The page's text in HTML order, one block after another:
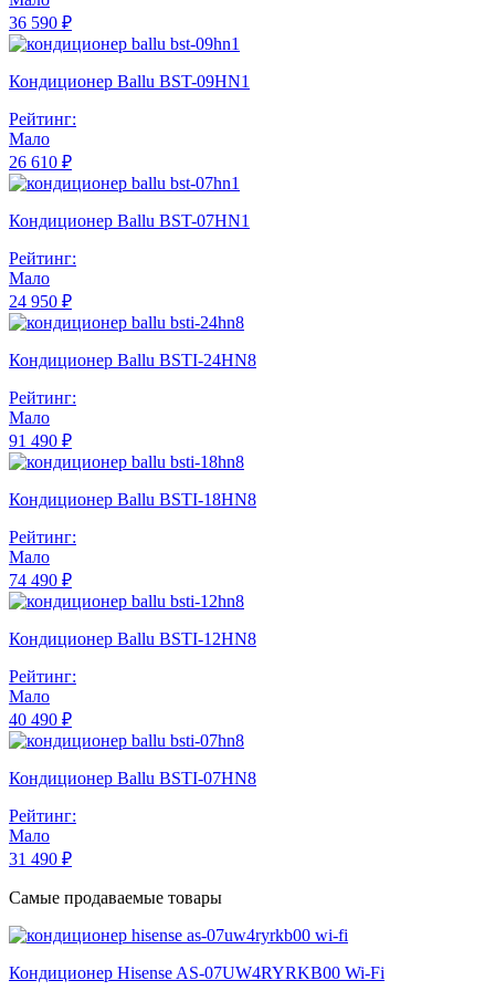
36 590 ₽
Кондиционер Ballu BST-09HN1
Рейтинг:
Мало
26 610 ₽
Кондиционер Ballu BST-07HN1
Рейтинг:
Мало
24 950 ₽
Кондиционер Ballu BSTI-24HN8
Рейтинг:
Мало
91 490 ₽
Кондиционер Ballu BSTI-18HN8
Рейтинг:
Мало
74 490 ₽
Кондиционер Ballu BSTI-12HN8
Рейтинг:
Мало
40 490 ₽
Кондиционер Ballu BSTI-07HN8
Рейтинг:
Мало
31 490 ₽
Самые продаваемые товары
Кондиционер Hisense AS-07UW4RYRKB00 Wi-Fi